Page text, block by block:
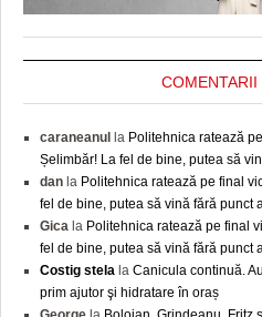
COMENTARII
caraneanul la Politehnica ratează
Șelimbăr! La fel de bine, putea să
dan la Politehnica ratează pe final
fel de bine, putea să vină fără punct
Gica la Politehnica ratează pe final
fel de bine, putea să vină fără punct
Costig stela la Canicula continuă.
prim ajutor şi hidratare în oraș